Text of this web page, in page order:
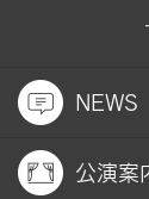
NEWS
公演案